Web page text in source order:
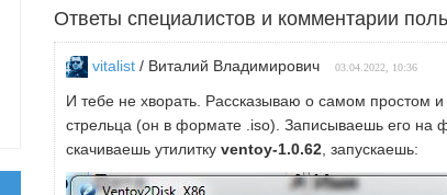
Ответы специалистов и комментарии
vitalist / Виталий Владимирович 03.04.2022, 10:36
И тебе не хворать. Рассказываю о самом простом
стрельца (он в формате .iso). Записываешь его на
скачиваешь утилитку ventoy-1.0.62, запускаешь: